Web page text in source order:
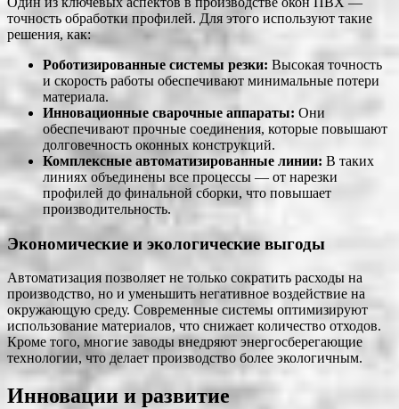
точность обработки профилей. Для этого используют такие
решения, как:
Роботизированные системы резки: Высокая точность
и скорость работы обеспечивают минимальные потери
материала.
Инновационные сварочные аппараты: Они
обеспечивают прочные соединения, которые повышают
долговечность оконных конструкций.
Комплексные автоматизированные линии: В таких
линиях объединены все процессы — от нарезки
профилей до финальной сборки, что повышает
производительность.
Экономические и экологические выгоды
Автоматизация позволяет не только сократить расходы на
производство, но и уменьшить негативное воздействие на
окружающую среду. Современные системы оптимизируют
использование материалов, что снижает количество отходов.
Кроме того, многие заводы внедряют энергосберегающие
технологии, что делает производство более экологичным.
Инновации и развитие